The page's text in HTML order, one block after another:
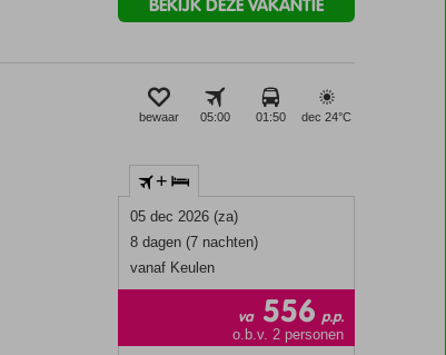
BEKIJK DEZE VAKANTIE
bewaar 05:00 01:50 dec 24°C
+
05 dec 2026 (za)
8 dagen (7 nachten)
vanaf Keulen
va 556 p.p.
o.b.v. 2 personen